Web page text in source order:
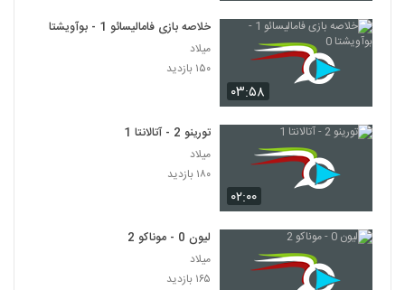
۰۳:۵۸
خلاصه بازی فامالیسائو 1 - بوآویشتا 0
میلاد
۱۵۰ بازدید
۰۲:۰۰
تورینو 2 - آتالانتا 1
میلاد
۱۸۰ بازدید
لیون 0 - موناکو 2
میلاد
۱۶۵ بازدید